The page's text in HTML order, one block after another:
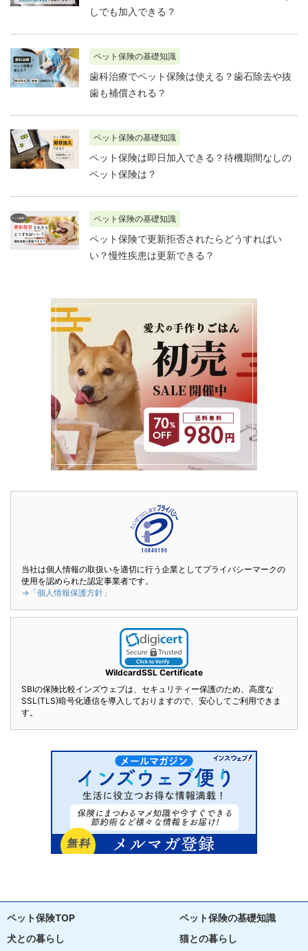
しでも加入できる？
ペット保険の基礎知識
歯科治療でペット保険は使える？歯石除去や抜
歯も補償される？
ペット保険の基礎知識
ペット保険は即日加入できる？待機期間なしの
ペット保険は？
ペット保険の基礎知識
ペット保険で更新拒否されたらどうすればい
い？慢性疾患は更新できる？
当社は個人情報の取扱いを適切に行う企業としてプライバシーマークの
使用を認められた認定事業者です。
→「個人情報保護方針」
WildcardSSL Certificate
SBIの保険比較インズウェブは、セキュリティー保護のため、高度な
SSL(TLS)暗号化通信を導入しておりますので、安心してご利用できま
す。
ペット保険TOP
ペット保険の基礎知識
犬との暮らし
猫との暮らし